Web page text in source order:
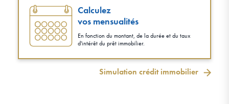
Calculez
vos mensualités
En fonction du montant, de la durée et du taux
d'intérêt du prêt immobilier.
Simulation crédit immobilier